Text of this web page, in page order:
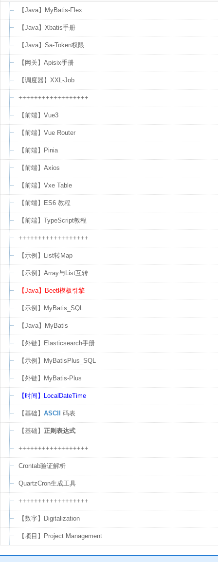
【Java】MyBatis-Flex
【Java】Xbatis手册
【Java】Sa-Token权限
【网关】Apisix手册
【调度器】XXL-Job
++++++++++++++++++
【前端】Vue3
【前端】Vue Router
【前端】Pinia
【前端】Axios
【前端】Vxe Table
【前端】ES6 教程
【前端】TypeScript教程
++++++++++++++++++
【示例】List转Map
【示例】Array与List互转
【Java】Beetl模板引擎
【示例】MyBatis_SQL
【Java】MyBatis
【外链】Elasticsearch手册
【示例】MyBatisPlus_SQL
【外链】MyBatis-Plus
【时间】LocalDateTime
【基础】 ASCII 码表
【基础】 正则表达式
++++++++++++++++++
Crontab验证解析
QuartzCron生成工具
++++++++++++++++++
【数字】Digitalization
【项目】Project Management